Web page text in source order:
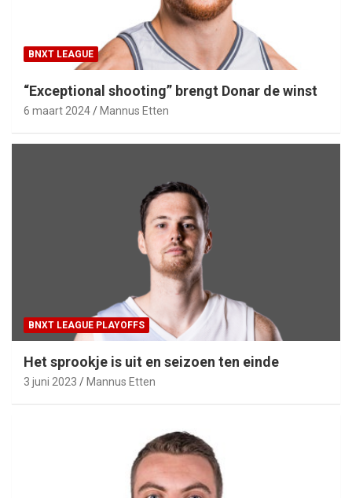
BNXT LEAGUE
“Exceptional shooting” brengt Donar de winst
6 maart 2024 Mannus Etten
BNXT LEAGUE PLAYOFFS
Het sprookje is uit en seizoen ten einde
3 juni 2023 Mannus Etten